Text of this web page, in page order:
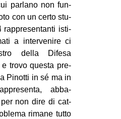
par­lano non fun­
con un certo stu­
rap­pre­sen­tanti isti­
a inter­ve­nire ci
della Difesa
e trovo que­sta pre­
Pinotti in sé ma in
abba­
non dire di cat­
rimane tutto